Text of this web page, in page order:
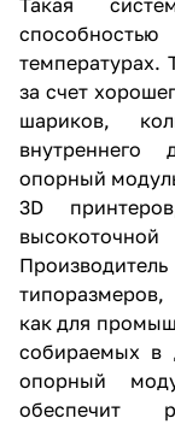
температурах.
за счет
шариков,
внутреннего
опорный
3D
как для
собираемых в
опорный
обеспечит